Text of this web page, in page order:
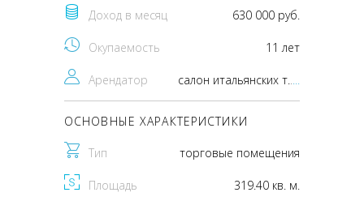
Доход в месяц 630 000 руб.
Окупаемость 11 лет
Арендатор салон итальянских тканей La Bottega dei Tessuti...
ОСНОВНЫЕ ХАРАКТЕРИСТИКИ
Тип торговые помещения
Площадь 319.40 кв. м.